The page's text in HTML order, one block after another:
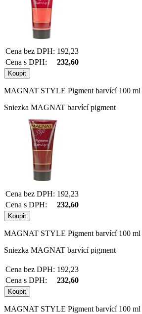
Cena bez DPH: 192,23
Cena s DPH:
232,60
MAGNAT STYLE Pigment barvící 100 ml
Sniezka MAGNAT barvící pigment
Cena bez DPH: 192,23
Cena s DPH:
232,60
MAGNAT STYLE Pigment barvící 100 ml
Sniezka MAGNAT barvící pigment
Cena bez DPH: 192,23
Cena s DPH:
232,60
MAGNAT STYLE Pigment barvící 100 ml